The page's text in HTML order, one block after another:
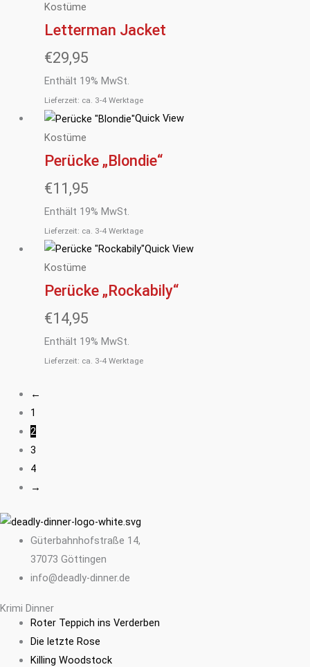
Kostüme
Letterman Jacket
€29,95
Enthält 19% MwSt.
Lieferzeit: ca. 3-4 Werktage
Quick View
Kostüme
Perücke „Blondie“
€11,95
Enthält 19% MwSt.
Lieferzeit: ca. 3-4 Werktage
Quick View
Kostüme
Perücke „Rockabily“
€14,95
Enthält 19% MwSt.
Lieferzeit: ca. 3-4 Werktage
←
1
2
3
4
→
Güterbahnhofstraße 14,
37073 Göttingen
info@deadly-dinner.de
Krimi Dinner
Roter Teppich ins Verderben
Die letzte Rose
Killing Woodstock